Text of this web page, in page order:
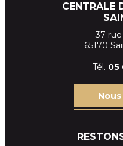
CENTRALE
37
65170
Tél. 05